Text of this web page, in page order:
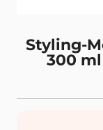
Styling-
300 ml